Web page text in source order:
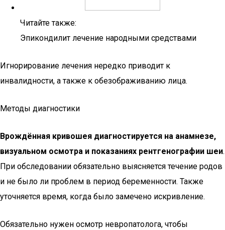
Читайте также:
Эпикондилит лечение народными средствами
Игнорирование лечения нередко приводит к
инвалидности, а также к обезображиванию лица.
Методы диагностики
Врождённая кривошея диагностируется на анамнезе,
визуальном осмотра и показаниях рентгенографии шеи.
При обследовании обязательно выясняется течение родов
и не было ли проблем в период беременности. Также
уточняется время, когда было замечено искривление.
Обязательно нужен осмотр невропатолога, чтобы